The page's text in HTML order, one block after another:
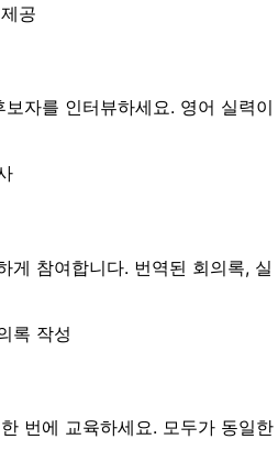
공
자를 인터뷰하세요. 영어 실력이
게 참여합니다. 번역된 회의록, 실
록 작성
번에 교육하세요. 모두가 동일한